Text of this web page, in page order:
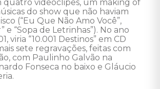
quatro videoclipes, um making of
do show que não haviam
(“Eu Que Não Amo Você”,
e “Sopa de Letrinhas”). No ano
viria “10.001 Destinos” em CD
sete regravações, feitas com
com Paulinho Galvão na
Fonseca no baixo e Gláucio